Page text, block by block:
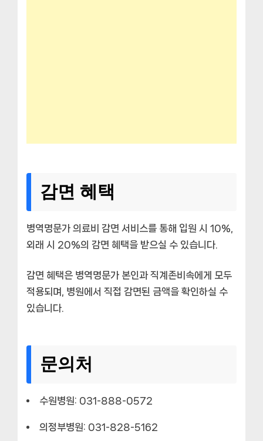
감면 혜택
병역명문가 의료비 감면 서비스를 통해 입원 시 10%,
외래 시 20%의 감면 혜택을 받으실 수 있습니다.
감면 혜택은 병역명문가 본인과 직계존비속에게 모두
적용되며, 병원에서 직접 감면된 금액을 확인하실 수
있습니다.
문의처
수원병원: 031-888-0572
의정부병원: 031-828-5162